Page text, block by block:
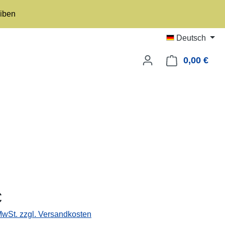
Deutsch
0,00 €
zzgl. Versandkosten